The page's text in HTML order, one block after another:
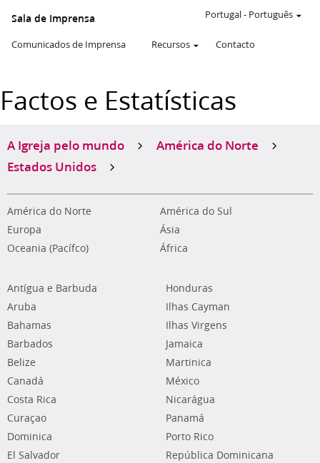
Sala de Imprensa
Comunicados de Imprensa Recursos Contacto
Portugal- Português
Factos e Estatísticas
A Igreja pelo mundo
América do Norte
Estados Unidos
América do Norte
América do Sul
Europa
Ásia
Oceania (Pacífco)
África
Antígua e Barbuda
Aruba
Bahamas
Barbados
Belize
Canadá
Costa Rica
Curaçao
Dominica
El Salvador
Honduras
Ilhas Cayman
Ilhas Virgens
Jamaica
Martinica
México
Nicarágua
Panamá
Porto Rico
República Dominicana